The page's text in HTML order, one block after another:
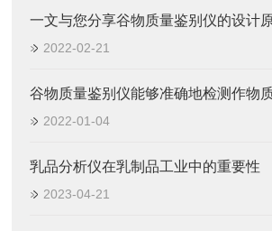
一文与您分享谷物质量鉴别仪的设计
2022-02-21
谷物质量鉴别仪能够准确地检测作物
2022-01-04
乳品分析仪在乳制品工业中的重要性
2023-04-21